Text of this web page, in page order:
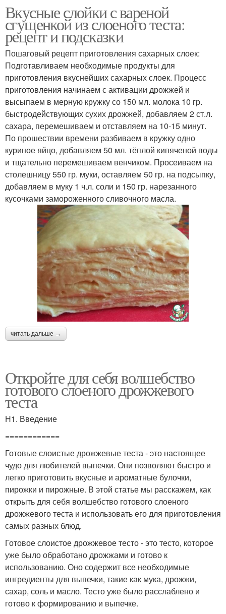
Вкусные слойки с вареной
сгущенкой из слоеного теста:
рецепт и подсказки
Пошаговый рецепт приготовления сахарных слоек:
Подготавливаем необходимые продукты для
приготовления вкуснейших сахарных слоек. Процесс
приготовления начинаем с активации дрожжей и
высыпаем в мерную кружку со 150 мл. молока 10 гр.
быстродействующих сухих дрожжей, добавляем 2 ст.л.
сахара, перемешиваем и отставляем на 10-15 минут.
По прошествии времени разбиваем в кружку одно
куриное яйцо, добавляем 50 мл. тёплой кипяченой воды
и тщательно перемешиваем венчиком. Просеиваем на
столешницу 550 гр. муки, оставляем 50 гр. на подсыпку,
добавляем в муку 1 ч.л. соли и 150 гр. нарезанного
кусочками замороженного сливочного масла.
читать дальше →
Откройте для себя волшебство
готового слоеного дрожжевого
теста
H1. Введение
============
Готовые слоистые дрожжевые теста - это настоящее
чудо для любителей выпечки. Они позволяют быстро и
легко приготовить вкусные и ароматные булочки,
пирожки и пирожные. В этой статье мы расскажем, как
открыть для себя волшебство готового слоеного
дрожжевого теста и использовать его для приготовления
самых разных блюд.
Готовое слоистое дрожжевое тесто - это тесто, которое
уже было обработано дрожжами и готово к
использованию. Оно содержит все необходимые
ингредиенты для выпечки, такие как мука, дрожжи,
сахар, соль и масло. Тесто уже было расслаблено и
готово к формированию и выпечке.